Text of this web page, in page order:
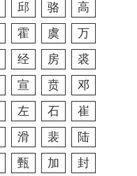
邱 骆
高
霍 虞
万
经 房
裘
宣 贲
邓
左 石
崔
滑 裴
陆
甄 加
封